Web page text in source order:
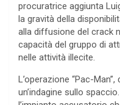
procuratrice aggiunta
la gravità della
alla diffusione del crack
capacità del gruppo di
nelle attività illecite.
L’operazione “Pac-
un’indagine sullo